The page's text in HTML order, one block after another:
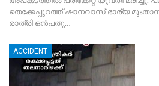
തെക്കേപ്പുറത്ത് ഷാനവാസ് ഭാര്യ
രാത്രി ഒൻപതു…
ACCIDENT